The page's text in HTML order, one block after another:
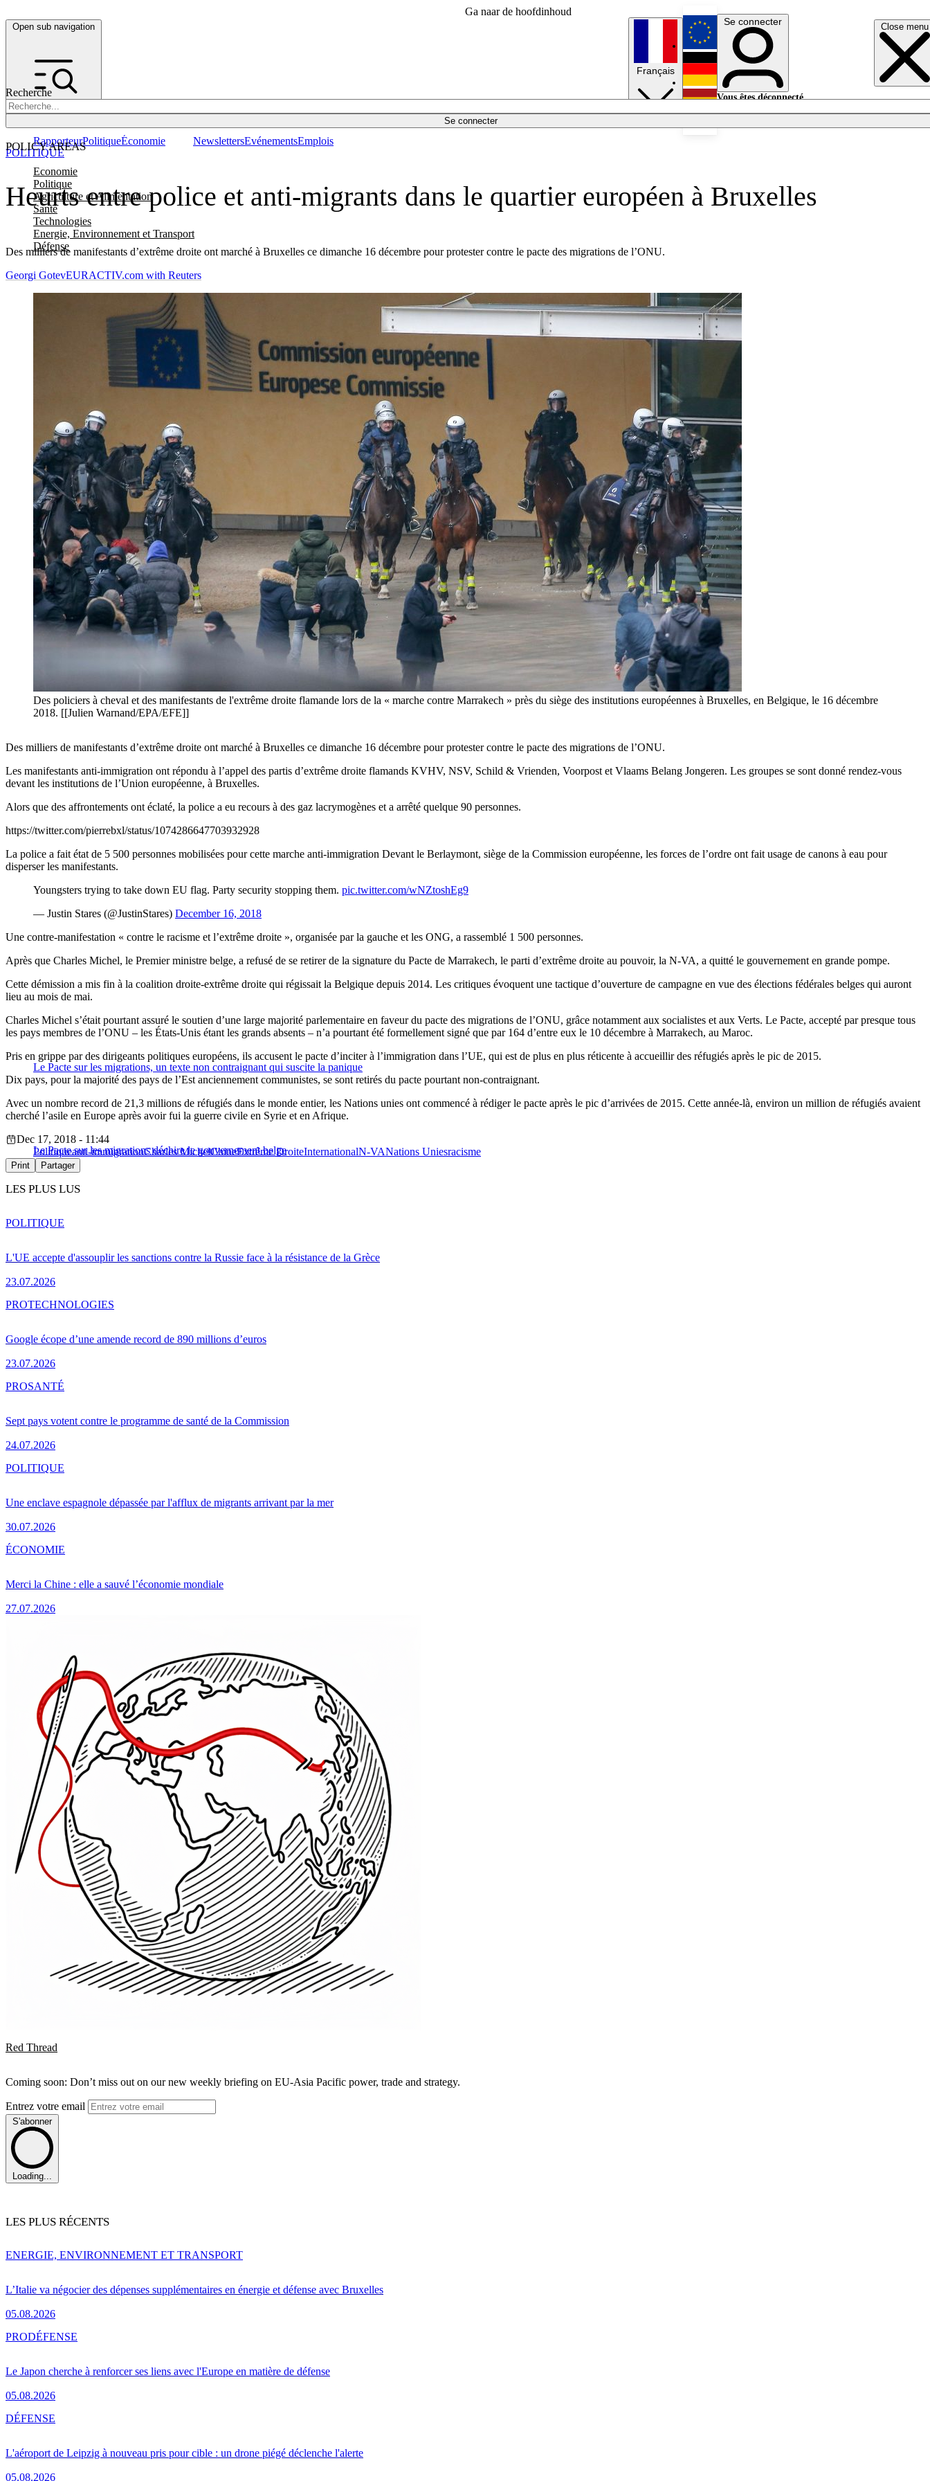
Ga naar de hoofdinhoud
Open sub navigation Close menu
Recherche
Se connecter
POLICY AREAS
Economie
Politique
Agriculture et Alimentation
Santé
Technologies
Energie, Environnement et Transport
Défense
RapporteurPolitiqueÉconomie NewslettersEvénementsEmplois
Français
English
Deutsch
Se connecter
Vous êtes déconnecté.
Heurts entre police et anti-migrants dans le quartier européen à Bruxelles
Des milliers de manifestants d’extrême droite ont marché à Bruxelles ce dimanche 16 décembre pour protester contre le pacte des migrations de l’ONU.
POLITIQUE
Georgi GotevEURACTIV.com with Reuters
Des policiers à cheval et des manifestants de l'extrême droite flamande lors de la « marche contre Marrakech » près du siège des institutions européennes à Bruxelles, en Belgique, le 16 décembre
2018. [[Julien Warnand/EPA/EFE]]
Des milliers de manifestants d’extrême droite ont marché à Bruxelles ce dimanche 16 décembre pour protester contre le pacte des migrations de l’ONU.
Les manifestants anti-immigration ont répondu à l’appel des partis d’extrême droite flamands KVHV, NSV, Schild & Vrienden, Voorpost et Vlaams Belang Jongeren. Les groupes se sont donné rendez-vous
devant les institutions de l’Union européenne, à Bruxelles.
Alors que des affrontements ont éclaté, la police a eu recours à des gaz lacrymogènes et a arrêté quelque 90 personnes.
https://twitter.com/pierrebxl/status/1074286647703932928
La police a fait état de 5 500 personnes mobilisées pour cette marche anti-immigration Devant le Berlaymont, siège de la Commission européenne, les forces de l’ordre ont fait usage de canons à eau pour
disperser les manifestants.
Youngsters trying to take down EU flag. Party security stopping them. pic.twitter.com/wNZtoshEg9
— Justin Stares (@JustinStares) December 16, 2018
Une contre-manifestation « contre le racisme et l’extrême droite », organisée par la gauche et les ONG, a rassemblé 1 500 personnes.
Après que Charles Michel, le Premier ministre belge, a refusé de se retirer de la signature du Pacte de Marrakech, le parti d’extrême droite au pouvoir, la N-VA, a quitté le gouvernement en grande pompe.
Cette démission a mis fin à la coalition droite-extrême droite qui régissait la Belgique depuis 2014. Les critiques évoquent une tactique d’ouverture de campagne en vue des élections fédérales belges qui auront
lieu au mois de mai.
Charles Michel s’était pourtant assuré le soutien d’une large majorité parlementaire en faveur du pacte des migrations de l’ONU, grâce notamment aux socialistes et aux Verts. Le Pacte, accepté par presque tous
les pays membres de l’ONU – les États-Unis étant les grands absents – n’a pourtant été formellement signé que par 164 d’entre eux le 10 décembre à Marrakech, au Maroc.
Le Pacte sur les migrations, un texte non contraignant qui suscite la panique
Pris en grippe par des dirigeants politiques européens, ils accusent le pacte d’inciter à l’immigration dans l’UE, qui est de plus en plus réticente à accueillir des réfugiés après le pic de 2015.
Dix pays, pour la majorité des pays de l’Est anciennement communistes, se sont retirés du pacte pourtant non-contraignant.
Avec un nombre record de 21,3 millions de réfugiés dans le monde entier, les Nations unies ont commencé à rédiger le pacte après le pic d’arrivées de 2015. Cette année-là, environ un million de réfugiés avaient
cherché l’asile en Europe après avoir fui la guerre civile en Syrie et en Afrique.
Le Pacte sur les migrations déchire le gouvernement belge
Dec 17, 2018 - 11:44
Politiqueanti-immigrationCharles MichelChineExtrême DroiteInternationalN-VANations Uniesracisme
Print Partager
LES PLUS LUS
L'UE accepte d'assouplir les sanctions contre la Russie face à la résistance de la Grèce
23.07.2026
POLITIQUE
Google écope d’une amende record de 890 millions d’euros
23.07.2026
PROTECHNOLOGIES
Sept pays votent contre le programme de santé de la Commission
24.07.2026
PROSANTÉ
Une enclave espagnole dépassée par l'afflux de migrants arrivant par la mer
30.07.2026
POLITIQUE
Merci la Chine : elle a sauvé l’économie mondiale
27.07.2026
ÉCONOMIE
Red Thread
Coming soon: Don’t miss out on our new weekly briefing on EU-Asia Pacific power, trade and strategy.
Entrez votre email
S'abonner
Loading...
LES PLUS RÉCENTS
L’Italie va négocier des dépenses supplémentaires en énergie et défense avec Bruxelles
05.08.2026
ENERGIE, ENVIRONNEMENT ET TRANSPORT
Le Japon cherche à renforcer ses liens avec l'Europe en matière de défense
05.08.2026
PRODÉFENSE
L'aéroport de Leipzig à nouveau pris pour cible : un drone piégé déclenche l'alerte
05.08.2026
DÉFENSE